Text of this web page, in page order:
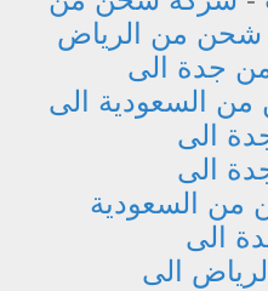
شحن من الرياض
جدة الى
السعودية الى
الى
الى
السعودية
الى
الى